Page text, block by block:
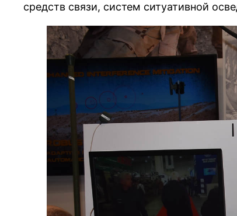
средств связи, систем ситуативной